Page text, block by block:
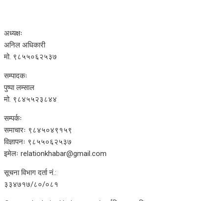
अध्यक्षः
अनिल अधिकारी
मो. ९८५५०६२५३७
सम्पादकः
पुष्पा लम्साल
मो. ९८४५५२३८४४
सम्पर्कः
समाचारः ९८४५०४९१५९
विज्ञापनः ९८५५०६२५३७
इमेलः relationkhabar@gmail.com
सूचना विभाग दर्ता नं.:
३३४७१७/८०/०८१